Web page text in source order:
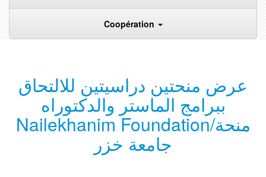
Coopération
عرض منحتين دراسيتين للالتحاق
ببرامج الماستر والدكتوراه
Nailekhanim Foundation/منحة
جامعة خزر